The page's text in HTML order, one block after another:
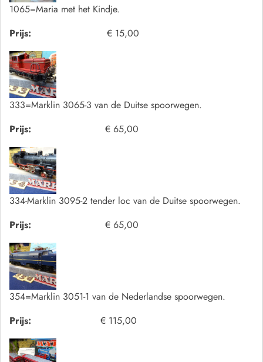
1065=Maria met het Kindje.
Prijs:
€ 15,00
333=Marklin 3065-3 van de Duitse spoorwegen.
Prijs:
€ 65,00
334-Marklin 3095-2 tender loc van de Duitse spoorwegen.
Prijs:
€ 65,00
354=Marklin 3051-1 van de Nederlandse spoorwegen.
Prijs:
€ 115,00